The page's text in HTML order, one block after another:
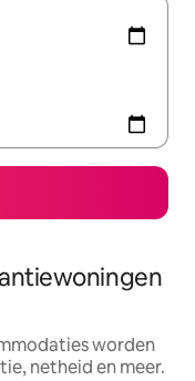
worden
netheid en meer.